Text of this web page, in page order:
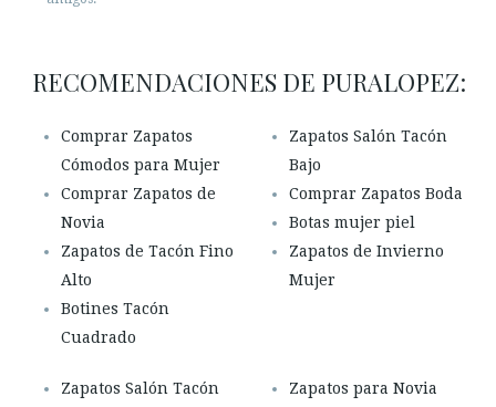
RECOMENDACIONES DE PURALOPEZ:
Comprar Zapatos
Cómodos para Mujer
Comprar Zapatos de
Novia
Zapatos de Tacón Fino
Alto
Botines Tacón
Cuadrado
Zapatos Salón Tacón
Bajo
Comprar Zapatos Boda
Botas mujer piel
Zapatos de Invierno
Mujer
Zapatos Salón Tacón
Zapatos para Novia